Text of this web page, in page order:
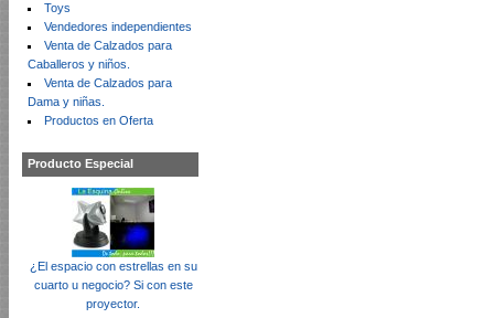
Toys
Vendedores independientes
Venta de Calzados para
Caballeros y niños.
Venta de Calzados para
Dama y niñas.
Productos en Oferta
Producto Especial
¿El espacio con estrellas en su
cuarto u negocio? Si con este
proyector.